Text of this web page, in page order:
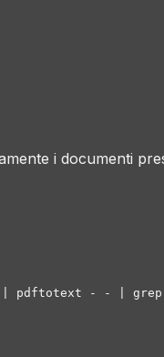
i documenti
pdftotext - - |